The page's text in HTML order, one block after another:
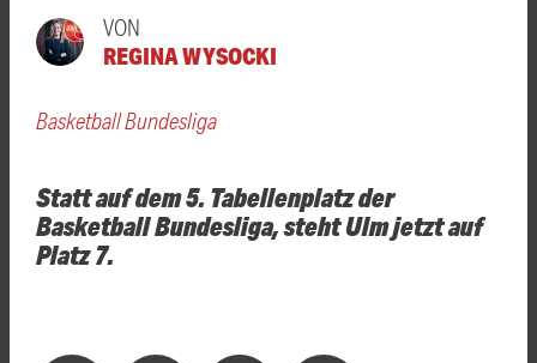
VON
REGINA WYSOCKI
Basketball Bundesliga
Statt auf dem 5. Tabellenplatz der
Basketball Bundesliga, steht Ulm jetzt auf
Platz 7.